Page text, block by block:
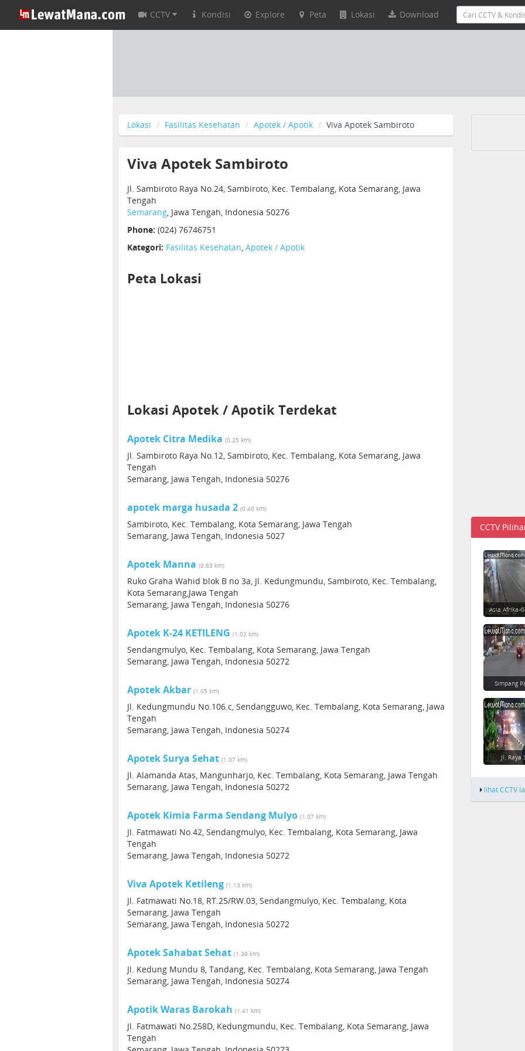
CCTV Kondisi Explore Peta Lokasi Download
Lokasi Fasilitas Kesehatan Apotek / Apotik Viva Apotek Sambiroto
Viva Apotek Sambiroto
Jl. Sambiroto Raya No.24, Sambiroto, Kec. Tembalang, Kota Semarang, Jawa
Tengah
Semarang, Jawa Tengah, Indonesia 50276
Phone: (024) 76746751
Kategori: Fasilitas Kesehatan, Apotek / Apotik
Peta Lokasi
Lokasi Apotek / Apotik Terdekat
Apotek Citra Medika (0.25 km)
Jl. Sambiroto Raya No.12, Sambiroto, Kec. Tembalang, Kota Semarang, Jawa
Tengah
Semarang, Jawa Tengah, Indonesia 50276
apotek marga husada 2 (0.40 km)
Sambiroto, Kec. Tembalang, Kota Semarang, Jawa Tengah
Semarang, Jawa Tengah, Indonesia 5027
Apotek Manna (0.63 km)
Ruko Graha Wahid blok B no 3a, Jl. Kedungmundu, Sambiroto, Kec. Tembalang,
Kota Semarang,Jawa Tengah
Semarang, Jawa Tengah, Indonesia 50276
Apotek K-24 KETILENG (1.02 km)
Sendangmulyo, Kec. Tembalang, Kota Semarang, Jawa Tengah
Semarang, Jawa Tengah, Indonesia 50272
Apotek Akbar (1.05 km)
Jl. Kedungmundu No.106.c, Sendangguwo, Kec. Tembalang, Kota Semarang, Jawa
Tengah
Semarang, Jawa Tengah, Indonesia 50274
Apotek Surya Sehat (1.07 km)
Jl. Alamanda Atas, Mangunharjo, Kec. Tembalang, Kota Semarang, Jawa Tengah
Semarang, Jawa Tengah, Indonesia 50272
Apotek Kimia Farma Sendang Mulyo (1.07 km)
Jl. Fatmawati No.42, Sendangmulyo, Kec. Tembalang, Kota Semarang, Jawa
Tengah
Semarang, Jawa Tengah, Indonesia 50272
Viva Apotek Ketileng (1.13 km)
Jl. Fatmawati No.18, RT.25/RW.03, Sendangmulyo, Kec. Tembalang, Kota
Semarang, Jawa Tengah
Semarang, Jawa Tengah, Indonesia 50272
Apotek Sahabat Sehat (1.39 km)
Jl. Kedung Mundu 8, Tandang, Kec. Tembalang, Kota Semarang, Jawa Tengah
Semarang, Jawa Tengah, Indonesia 50274
Apotik Waras Barokah (1.41 km)
Jl. Fatmawati No.258D, Kedungmundu, Kec. Tembalang, Kota Semarang, Jawa
Tengah
CCTV
Asia Afrika-
Simpang
Jl. Raya
lihat CCTV